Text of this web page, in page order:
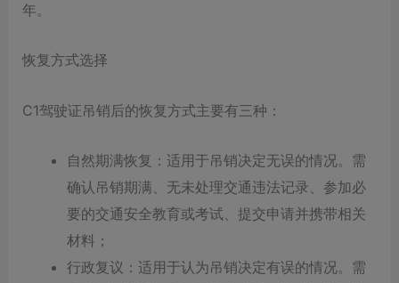
年。
恢复方式选择
C1驾驶证吊销后的恢复方式主要有三种：
自然期满恢复：适用于吊销决定无误的情况。需
确认吊销期满、无未处理交通违法记录、参加必
要的交通安全教育或考试、提交申请并携带相关
材料；
行政复议：适用于认为吊销决定有误的情况。需